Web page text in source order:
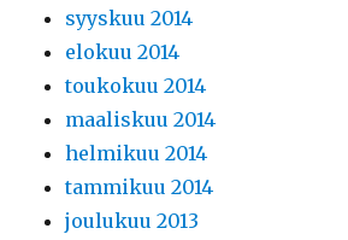
syyskuu 2014
elokuu 2014
toukokuu 2014
maaliskuu 2014
helmikuu 2014
tammikuu 2014
joulukuu 2013